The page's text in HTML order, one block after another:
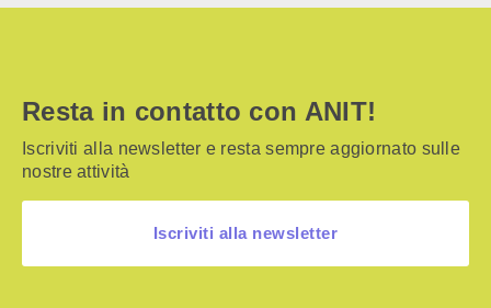
Resta in contatto con ANIT!
Iscriviti alla newsletter e resta sempre aggiornato sulle
nostre attività
Iscriviti alla newsletter